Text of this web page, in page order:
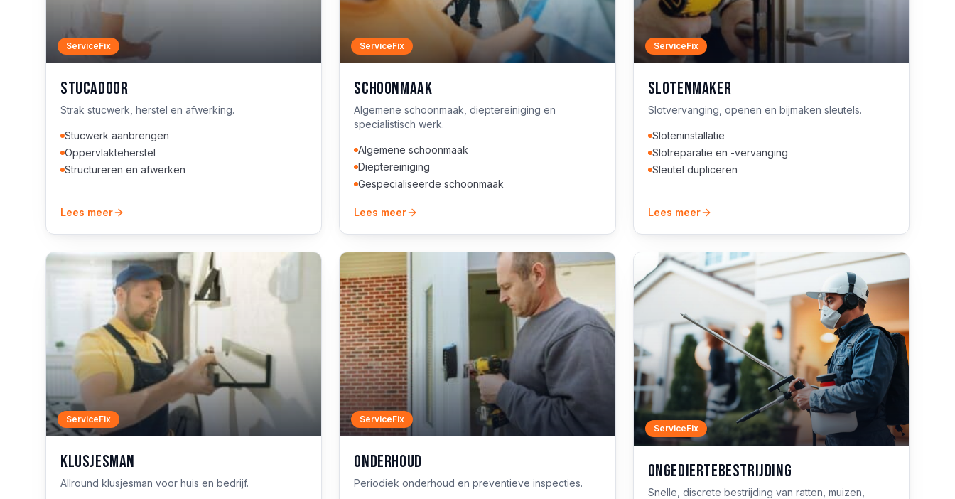
ServiceFix
Stucadoor
Strak stucwerk, herstel en afwerking.
Stucwerk aanbrengen
Oppervlakteherstel
Structureren en afwerken
Lees meer
ServiceFix
Schoonmaak
Algemene schoonmaak, dieptereiniging en
specialistisch werk.
Algemene schoonmaak
Dieptereiniging
Gespecialiseerde schoonmaak
Lees meer
ServiceFix
Slotenmaker
Slotvervanging, openen en bijmaken sleutels.
Sloteninstallatie
Slotreparatie en -vervanging
Sleutel dupliceren
Lees meer
ServiceFix
Klusjesman
Allround klusjesman voor huis en bedrijf.
ServiceFix
Onderhoud
Periodiek onderhoud en preventieve inspecties.
ServiceFix
Ongediertebestrijding
Snelle, discrete bestrijding van ratten, muizen,